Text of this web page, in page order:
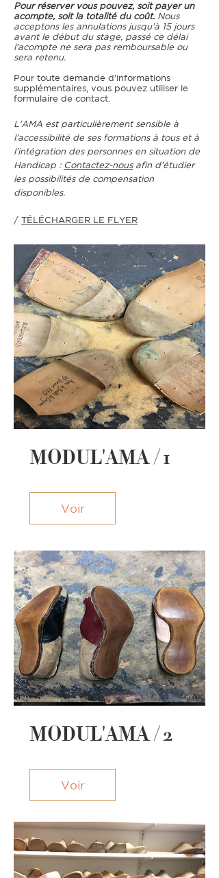
Pour réserver vous pouvez, soit payer un
acompte, soit la totalité du coût. Nous
acceptons les annulations jusqu’à 15 jours
avant le début du stage, passé ce délai
l'acompte ne sera pas remboursable ou
sera retenu.
Pour toute demande d’informations
supplémentaires, vous pouvez utiliser le
formulaire de contact.
L’AMA est particulièrement sensible à
l’accessibilité de ses formations à tous et à
l’intégration des personnes en situation de
Handicap : Contactez-nousafin d’étudier
les possibilités de compensation
disponibles.
/ TÉLÉCHARGER LE FLYER
MODUL'AMA / 1
Voir
MODUL'AMA / 2
Voir